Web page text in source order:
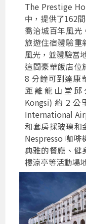
The Prestige
中，提供了162
喬治城百年風光
旅遊住宿體驗重
風光，並體驗當
這間豪華飯店位
8 分鐘可到達康
距離龍山堂邱
Kongsi) 約 2 公
International
和套房採玻璃和
Nespresso 咖
典雅的餐廳、健
樓涼亭等活動場